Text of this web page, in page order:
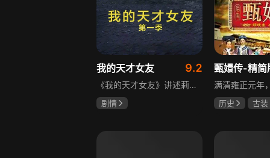
我的天才女友 9.2
《我的天才女友》讲述莉拉和莱侬这对好朋友的童年与少年时代。故事从友情开始，描绘女性友情的微妙变化——她们相互支持、妒忌和猜疑，又不断向外拓展，在与外部世界的试探中为自己塑形。莉拉聪明漂亮，莱侬羡慕她的天赋与决断力，两人都视对方为隐秘镜子，暗暗角力，展现女性成长中的复杂关系与自我探寻。
剧情
甄嬛传-精简
历史
古装